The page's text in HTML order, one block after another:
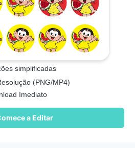
simplificadas
(PNG/MP4)
Imediato
a Editar